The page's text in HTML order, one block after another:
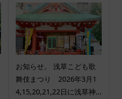
お知らせ。 浅草こども歌
舞伎まつり 2026年3月1
4,15,20,21,22日に浅草神...